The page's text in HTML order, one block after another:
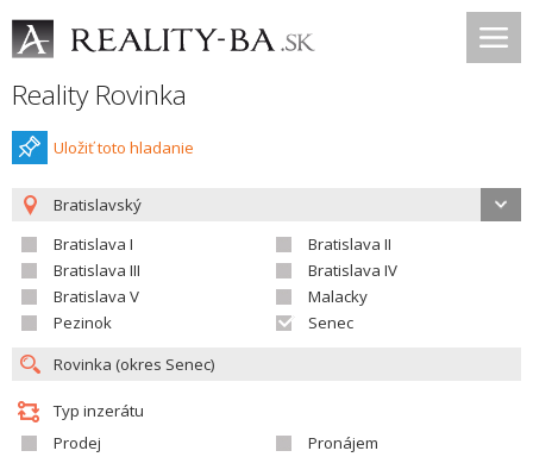
Reality Rovinka
Uložiť toto hladanie
Bratislavský
Bratislava I
Bratislava II
Bratislava III
Bratislava IV
Bratislava V
Malacky
Pezinok
Senec
Typ inzerátu
Prodej
Pronájem